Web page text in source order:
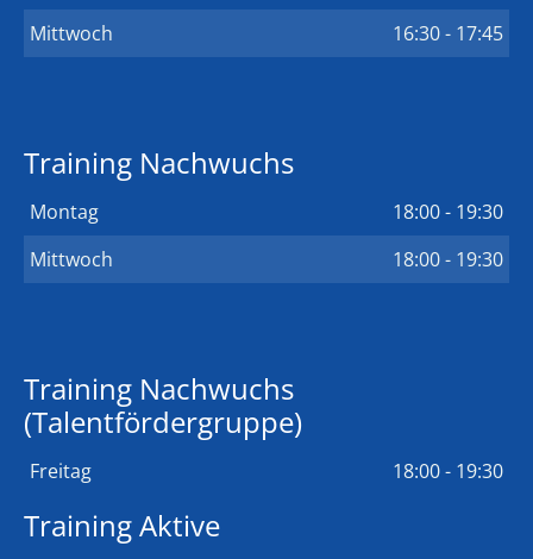
Mittwoch
16:30 - 17:45
Training Nachwuchs
Montag
18:00 - 19:30
Mittwoch
18:00 - 19:30
Training Nachwuchs
(Talentfördergruppe)
Freitag 18:00 - 19:30
Training Aktive